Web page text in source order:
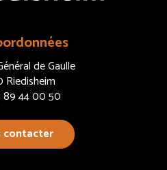
de Gaulle
89 44 00 50
contacter